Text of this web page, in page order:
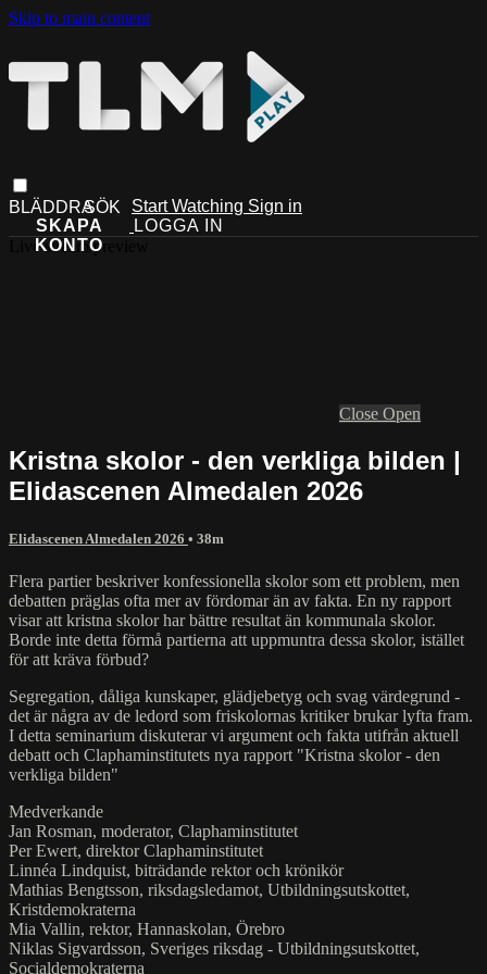
Skip to main content
Start Watching Sign in
Live stream preview
Close Open
Kristna skolor - den verkliga bilden |
Elidascenen Almedalen 2026
Elidascenen Almedalen 2026 • 38m
Flera partier beskriver konfessionella skolor som ett problem, men
debatten präglas ofta mer av fördomar än av fakta. En ny rapport
visar att kristna skolor har bättre resultat än kommunala skolor.
Borde inte detta förmå partierna att uppmuntra dessa skolor, istället
för att kräva förbud?
Segregation, dåliga kunskaper, glädjebetyg och svag värdegrund -
det är några av de ledord som friskolornas kritiker brukar lyfta fram.
I detta seminarium diskuterar vi argument och fakta utifrån aktuell
debatt och Claphaminstitutets nya rapport "Kristna skolor - den
verkliga bilden"
Medverkande
Jan Rosman, moderator, Claphaminstitutet
Per Ewert, direktor Claphaminstitutet
Linnéa Lindquist, biträdande rektor och krönikör
Mathias Bengtsson, riksdagsledamot, Utbildningsutskottet,
Kristdemokraterna
Mia Vallin, rektor, Hannaskolan, Örebro
Niklas Sigvardsson, Sveriges riksdag - Utbildningsutskottet,
Socialdemokraterna